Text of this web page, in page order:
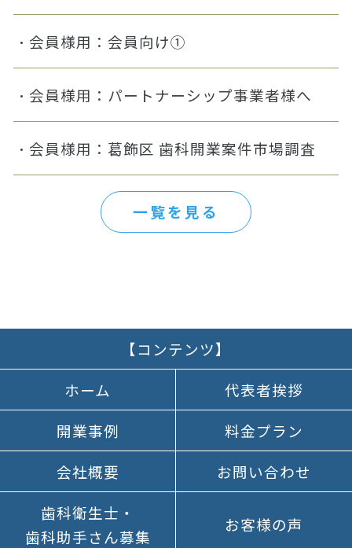
会員様用：会員向け①
会員様用：パートナーシップ事業者様へ
会員様用：葛飾区 歯科開業案件市場調査
一覧を見る
【コンテンツ】
ホーム
代表者挨拶
開業事例
料金プラン
会社概要
お問い合わせ
歯科衛生士 ・
歯科助手さん募集
お客様の声